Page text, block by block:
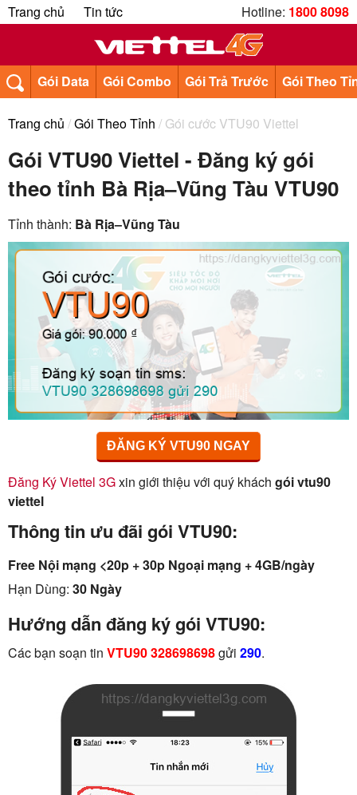
Trang chủ Tin tức Hotline: 1800 8098
Gói Data Gói Combo Gói Trả Trước Gói Theo
Trang chủ /Gói Theo Tỉnh / Gói cước VTU90 Viettel
Gói VTU90 Viettel - Đăng ký gói
theo tỉnh Bà Rịa–Vũng Tàu VTU90
Tỉnh thành: Bà Rịa–Vũng Tàu
ĐĂNG KÝ VTU90 NGAY
Đăng Ký Viettel 3Gxin giới thiệu với quý khách gói vtu90
viettel
Thông tin ưu đãi gói VTU90:
Free Nội mạng <20p + 30p Ngoại mạng + 4GB/ngày
Hạn Dùng: 30 Ngày
Hướng dẫn đăng ký gói VTU90:
Các bạn soạn tin VTU90 328698698gửi 290.